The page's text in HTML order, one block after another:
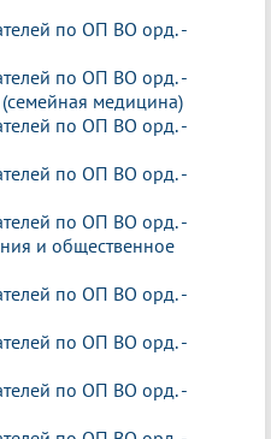
по ОП ВО орд. -
по ОП ВО орд. -
медицина)
по ОП ВО орд. -
по ОП ВО орд. -
по ОП ВО орд. -
и общественное
по ОП ВО орд. -
по ОП ВО орд. -
по ОП ВО орд. -